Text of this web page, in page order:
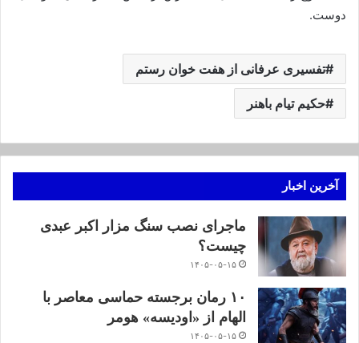
دوست.
تفسیری عرفانی از هفت خوان رستم
حکیم تیام باهنر
آخرین اخبار
ماجرای نصب سنگ مزار اکبر عبدی
چیست؟
۱۴۰۵-۰۵-۱۵
۱۰ رمان برجسته حماسی معاصر با
الهام از «اودیسه» هومر
۱۴۰۵-۰۵-۱۵